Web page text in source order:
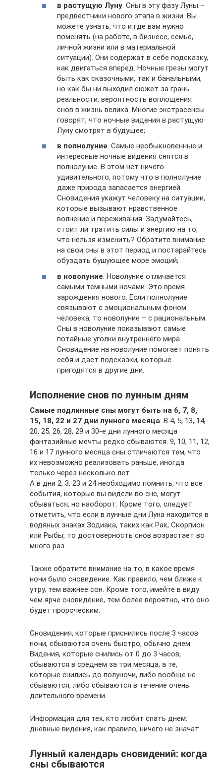
в растущую Луну . Сны в эту фазу Луны –
предвестники нового этапа в жизни. Вы
можете узнать, что и где вам нужно
поменять (на работе, в бизнесе, семье,
личной жизни или в материальной
ситуации). Они содержат в себе подсказку,
как двигаться вперед. Ночные грезы могут
быть как сказочными, так и банальными,
но как бы ни выходил сюжет за грань
реальности, вероятность воплощения
снов в жизнь велика. Многие экстрасенсы
говорят, что ночные видения в растущую
Луну смотрят в будущее;
в полнолуние. Самые необыкновенные и
интересные ночные видения снятся в
полнолуние. В этом нет ничего
удивительного, потому что в полнолуние
даже природа запасается энергией.
Сновидения укажут человеку на ситуации,
которые вызывают нравственное
волнение и переживания. Задумайтесь,
стоит ли тратить силы и энергию на то,
что нельзя изменить? Обратите внимание
на свои сны в этот период и постарайтесь
обуздать бушующее море эмоций;
в новолуние . Новолуние отличается
самыми темными ночами. Это время
зарождения нового. Если полнолуние
связывают с эмоциональным фоном
человека, то новолуние – с рациональным.
Сны в новолуние показывают самые
потайные уголки внутреннего мира.
Сновидение на новолуние помогает понять
себя и дает подсказки, которые
пригодятся в другие дни.
Исполнение снов по лунным дням
Самые подлинные сны могут быть на 6, 7, 8,
15, 18, 22 и 27 дни лунного месяца . В 4, 5, 13, 14,
20, 25, 26, 28, 29 и 30-е дни лунного месяца
фантазийные мечты редко сбываются. 9, 10, 11, 12,
16 и 17 лунного месяца сны отличаются тем, что
их невозможно реализовать раньше, иногда
только через несколько лет.
А в дни 2, 3, 23 и 24 необходимо помнить, что все
события, которые вы видели во сне, могут
сбываться, но наоборот. Кроме того, следует
отметить, что если в лунные дни Луна находится в
водяных знаках Зодиака, таких как Рак, Скорпион
или Рыбы, то достоверность снов возрастает во
много раз.
Также обратите внимание на то, в какое время
ночи было сновидение. Как правило, чем ближе к
утру, тем важнее сон. Кроме того, имейте в виду:
чем ярче сновидение, тем более вероятно, что оно
будет пророческим.
Сновидения, которые приснились после 3 часов
ночи, сбываются очень быстро, обычно днем.
Видения, которые снились от 0 до 3 часов,
сбываются в среднем за три месяца, а те,
которые снились до полуночи, либо вообще не
сбываются, либо сбываются в течение очень
длительного времени.
Информация для тех, кто любит спать днем:
дневные видения, как правило, ничего не значат.
Лунный календарь сновидений: когда
сны сбываются